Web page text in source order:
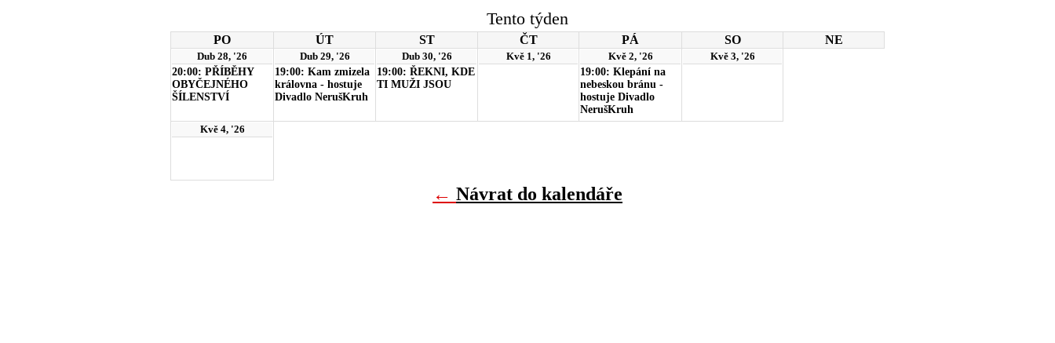
Tento týden
PO ÚT ST ČT PÁ SO NE
Dub 28, '26
20:00: PŘÍBĚHY
OBYČEJNÉHO
ŠÍLENSTVÍ
Dub 29, '26
19:00: Kam zmizela
královna - hostuje
Divadlo NerušKruh
Dub 30, '26
19:00: ŘEKNI, KDE
TI MUŽI JSOU
Kvě 1, '26
Kvě 2, '26
19:00: Klepání na
nebeskou bránu -
hostuje Divadlo
NerušKruh
Kvě 3, '26
Kvě 4, '26
← Návrat do kalendáře